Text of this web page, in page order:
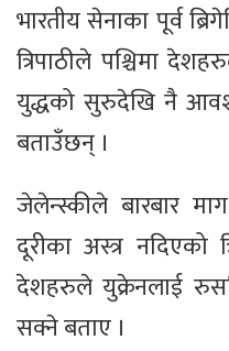
भारतीय सेनाका पूर्व
त्रिपाठीले पश्चिमा
युद्धको सुरुदेखि नै
बताउँछन् ।
जेलेन्स्कीले बारबार
दूरीका अस्त्र नदिएको
देशहरुले युक्रेनलाई
सक्ने बताए ।